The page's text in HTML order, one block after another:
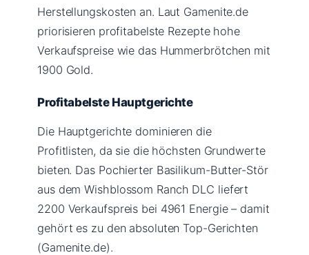
Herstellungskosten an. Laut Gamenite.de
priorisieren profitabelste Rezepte hohe
Verkaufspreise wie das Hummerbrötchen mit
1900 Gold.
Profitabelste Hauptgerichte
Die Hauptgerichte dominieren die
Profitlisten, da sie die höchsten Grundwerte
bieten. Das Pochierter Basilikum-Butter-Stör
aus dem Wishblossom Ranch DLC liefert
2200 Verkaufspreis bei 4961 Energie – damit
gehört es zu den absoluten Top-Gerichten
(Gamenite.de).